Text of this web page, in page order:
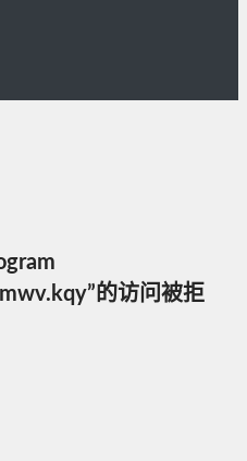
的访问被拒